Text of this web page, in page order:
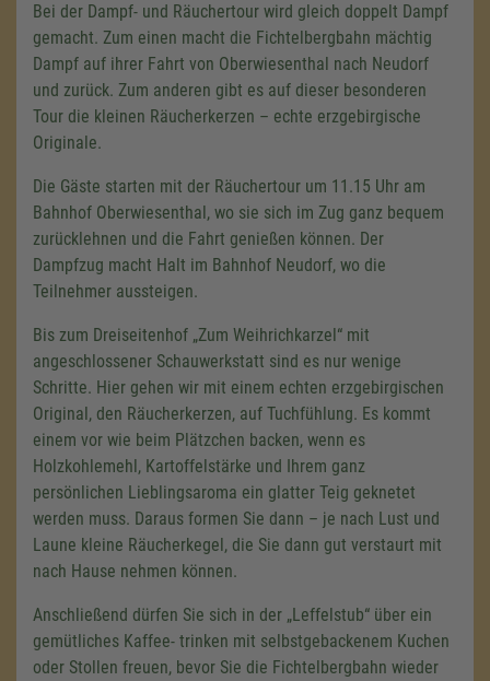
Bei der Dampf- und Räuchertour wird gleich doppelt Dampf
gemacht. Zum einen macht die Fichtelbergbahn mächtig
Dampf auf ihrer Fahrt von Oberwiesenthal nach Neudorf
und zurück. Zum anderen gibt es auf dieser besonderen
Tour die kleinen Räucherkerzen – echte erzgebirgische
Originale.
Die Gäste starten mit der Räuchertour um 11.15 Uhr am
Bahnhof Oberwiesenthal, wo sie sich im Zug ganz bequem
zurücklehnen und die Fahrt genießen können. Der
Dampfzug macht Halt im Bahnhof Neudorf, wo die
Teilnehmer aussteigen.
Bis zum Dreiseitenhof „Zum Weihrichkarzel“ mit
angeschlossener Schauwerkstatt sind es nur wenige
Schritte. Hier gehen wir mit einem echten erzgebirgischen
Original, den Räucherkerzen, auf Tuchfühlung. Es kommt
einem vor wie beim Plätzchen backen, wenn es
Holzkohlemehl, Kartoffelstärke und Ihrem ganz
persönlichen Lieblingsaroma ein glatter Teig geknetet
werden muss. Daraus formen Sie dann – je nach Lust und
Laune kleine Räucherkegel, die Sie dann gut verstaurt mit
nach Hause nehmen können.
Anschließend dürfen Sie sich in der „Leffelstub“ über ein
gemütliches Kaffee- trinken mit selbstgebackenem Kuchen
oder Stollen freuen, bevor Sie die Fichtelbergbahn wieder